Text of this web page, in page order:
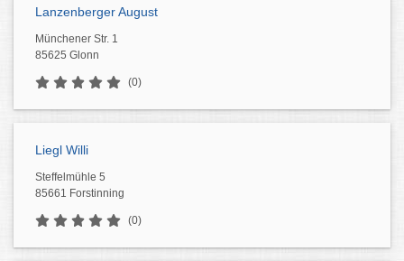
Lanzenberger August
Münchener Str. 1
85625 Glonn
(0)
Liegl Willi
Steffelmühle 5
85661 Forstinning
(0)